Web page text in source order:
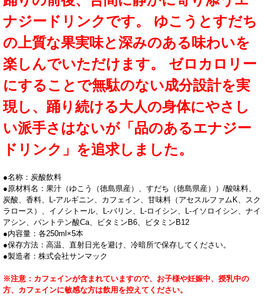
ナジードリンクです。 ゆこうとすだち
の上質な果実味と深みのある味わいを
楽しんでいただけます。 ゼロカロリー
にすることで無駄のない成分設計を実
現し、踊り続ける大人の身体にやさし
い派手さはないが「品のあるエナジー
ドリンク」を追求しました。
●名称：炭酸飲料
●原材料名：果汁（ゆこう（徳島県産）、すだち（徳島県産））/酸味料、
炭酸、香料、L-アルギニン、カフェイン、甘味料（アセスルファムK、スク
ラロース）、イノシトール、L-バリン、L-ロイシン、L-イソロイシン、ナイ
アシン、パントテン酸Ca、ビタミンB6、ビタミンB12
●内容量：各250ml×5本
●保存方法：高温、直射日光を避け、冷暗所で保存してください。
●製造者：株式会社サンマック
※注意：カフェインが含まれていますので、お子様や妊娠中、授乳中の
方、カフェインに敏感な方は飲用を控えてください。